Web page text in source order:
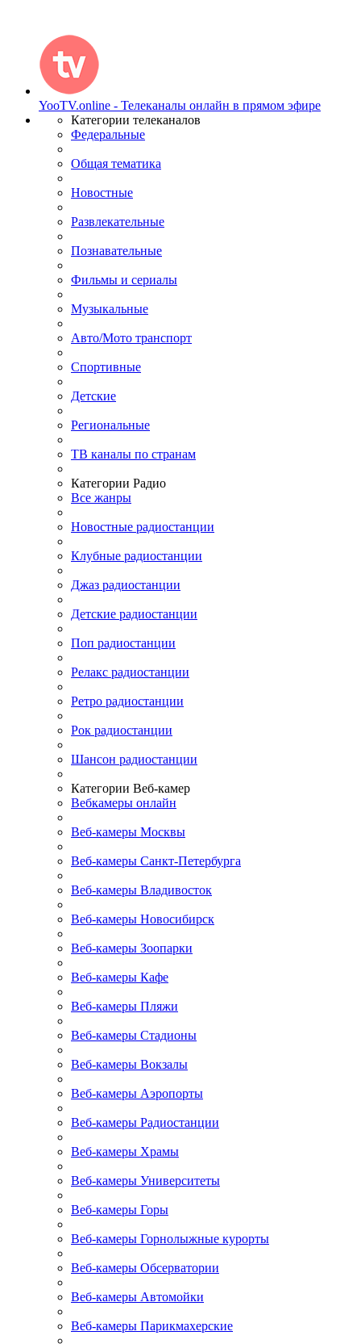
YooTV.online - Телеканалы онлайн в прямом эфире
Категории телеканалов
Федеральные
Общая тематика
Новостные
Развлекательные
Познавательные
Фильмы и сериалы
Музыкальные
Авто/Мото транспорт
Спортивные
Детские
Региональные
ТВ каналы по странам
Категории Радио
Все жанры
Новостные радиостанции
Клубные радиостанции
Джаз радиостанции
Детские радиостанции
Поп радиостанции
Релакс радиостанции
Ретро радиостанции
Рок радиостанции
Шансон радиостанции
Категории Веб-камер
Вебкамеры онлайн
Веб-камеры Москвы
Веб-камеры Санкт-Петербурга
Веб-камеры Владивосток
Веб-камеры Новосибирск
Веб-камеры Зоопарки
Веб-камеры Кафе
Веб-камеры Пляжи
Веб-камеры Стадионы
Веб-камеры Вокзалы
Веб-камеры Аэропорты
Веб-камеры Радиостанции
Веб-камеры Храмы
Веб-камеры Университеты
Веб-камеры Горы
Веб-камеры Горнолыжные курорты
Веб-камеры Обсерватории
Веб-камеры Автомойки
Веб-камеры Парикмахерские